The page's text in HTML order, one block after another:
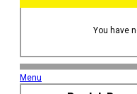
You have
Menu